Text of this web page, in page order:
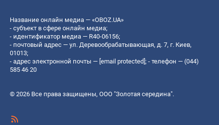
Название онлайн медиа — «OBOZ.UA»
- субъект в сфере онлайн медиа;
- идентификатор медиа — R40-06156;
- почтовый адрес — ул. Деревообрабатывающая, д. 7, г. Киев,
01013;
- адрес электронной почты — [email protected] ; - телефон — (044)
585 46 20
© 2026 Все права защищены, ООО "Золотая середина".